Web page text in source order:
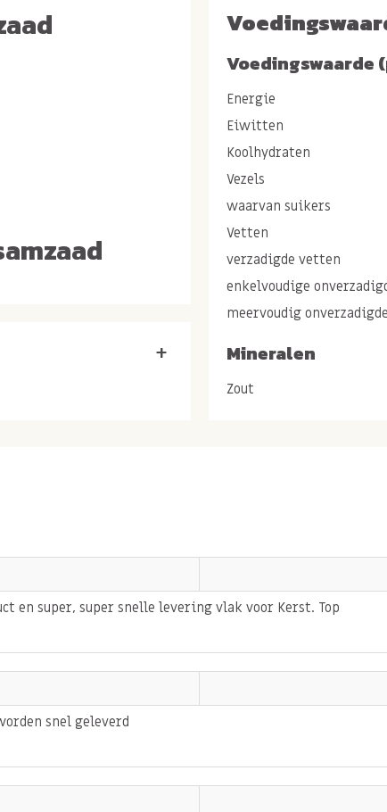
voedingsstoffen
een bron is van 2
Voedingswaarde
Energie
Eiwitten
Koolhydraten
Vezels
waarvan suikers
Vetten
verzadigde vetten
enkelvoudige
meervoudig
Mineralen
Zout
+
en super, super snelle levering vlak voor Kerst. Top
snel geleverd